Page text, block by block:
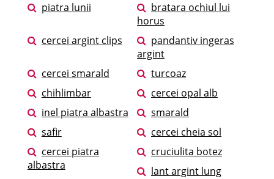
piatra lunii
bratara ochiul lui
horus
cercei argint clips
pandantiv ingeras
argint
cercei smarald
turcoaz
chihlimbar
cercei opal alb
inel piatra albastra
smarald
safir
cercei cheia sol
cercei piatra
albastra
cruciulita botez
lant argint lung